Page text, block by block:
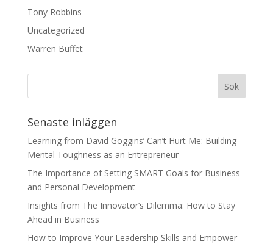
Tony Robbins
Uncategorized
Warren Buffet
Senaste inläggen
Learning from David Goggins’ Can’t Hurt Me: Building
Mental Toughness as an Entrepreneur
The Importance of Setting SMART Goals for Business
and Personal Development
Insights from The Innovator’s Dilemma: How to Stay
Ahead in Business
How to Improve Your Leadership Skills and Empower